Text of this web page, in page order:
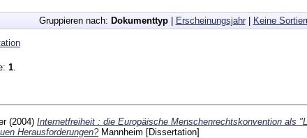
Gruppieren nach: Dokumenttyp| Erscheinungsjahr| Keine
1
(2004) Internetfreiheit : die Europäische Menschenrechtskonvention als
Herausforderungen? Mannheim [Dissertation]